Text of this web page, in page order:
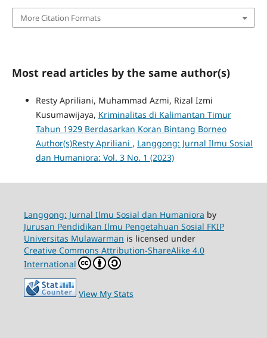
More Citation Formats
Most read articles by the same author(s)
Resty Apriliani, Muhammad Azmi, Rizal Izmi
Kusumawijaya, Kriminalitas di Kalimantan Timur
Tahun 1929 Berdasarkan Koran Bintang Borneo
Author(s)Resty Apriliani , Langgong: Jurnal Ilmu Sosial
dan Humaniora: Vol. 3 No. 1 (2023)
Langgong: Jurnal Ilmu Sosial dan Humaniora by
Jurusan Pendidikan Ilmu Pengetahuan Sosial FKIP
Universitas Mulawarman is licensed under
Creative Commons Attribution-ShareAlike 4.0
International
View My Stats